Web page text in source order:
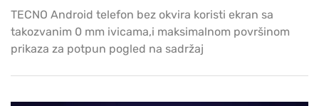
TECNO Android telefon bez okvira koristi ekran sa
takozvanim 0 mm ivicama,i maksimalnom površinom
prikaza za potpun pogled na sadržaj